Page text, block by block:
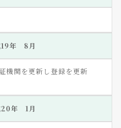
19年 8月
機関を更新し登録を更新
20年 1月